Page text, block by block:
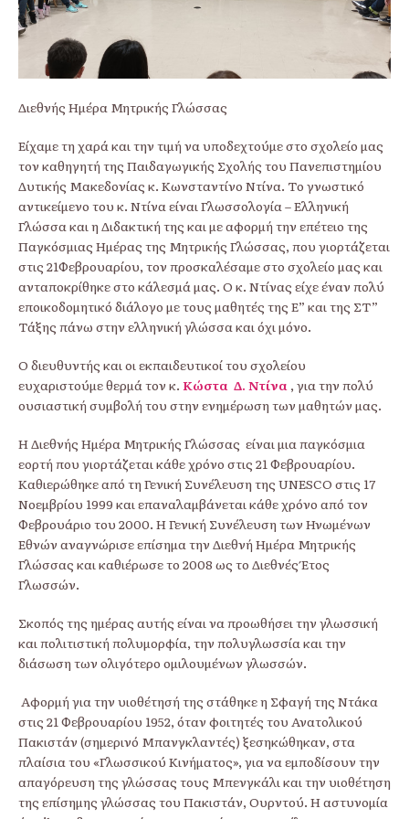
Διεθνής Ημέρα Μητρικής Γλώσσας
Είχαμε τη χαρά και την τιμή να υποδεχτούμε στο σχολείο μας
τον καθηγητή της Παιδαγωγικής Σχολής του Πανεπιστημίου
Δυτικής Μακεδονίας κ. Κωνσταντίνο Ντίνα. Το γνωστικό
αντικείμενο του κ. Ντίνα είναι Γλωσσολογία – Ελληνική
Γλώσσα και η Διδακτική της και με αφορμή την επέτειο της
Παγκόσμιας Ημέρας της Μητρικής Γλώσσας, που γιορτάζεται
στις 21Φεβρουαρίου, τον προσκαλέσαμε στο σχολείο μας και
ανταποκρίθηκε στο κάλεσμά μας. Ο κ. Ντίνας είχε έναν πολύ
εποικοδομητικό διάλογο με τους μαθητές της Ε” και της ΣΤ”
Τάξης πάνω στην ελληνική γλώσσα και όχι μόνο.
Ο διευθυντής και οι εκπαιδευτικοί του σχολείου
ευχαριστούμε θερμά τον κ. Κώστα Δ. Ντίνα , για την πολύ
ουσιαστική συμβολή του στην ενημέρωση των μαθητών μας.
Η Διεθνής Ημέρα Μητρικής Γλώσσας είναι μια παγκόσμια
εορτή που γιορτάζεται κάθε χρόνο στις 21 Φεβρουαρίου.
Καθιερώθηκε από τη Γενική Συνέλευση της UNESCO στις 17
Νοεμβρίου 1999 και επαναλαμβάνεται κάθε χρόνο από τον
Φεβρουάριο του 2000. Η Γενική Συνέλευση των Ηνωμένων
Εθνών αναγνώρισε επίσημα την Διεθνή Ημέρα Μητρικής
Γλώσσας και καθιέρωσε το 2008 ως το Διεθνές Έτος
Γλωσσών.
Σκοπός της ημέρας αυτής είναι να προωθήσει την γλωσσική
και πολιτιστική πολυμορφία, την πολυγλωσσία και την
διάσωση των ολιγότερο ομιλουμένων γλωσσών.
Αφορμή για την υιοθέτησή της στάθηκε η Σφαγή της Ντάκα
στις 21 Φεβρουαρίου 1952, όταν φοιτητές του Ανατολικού
Πακιστάν (σημερινό Μπανγκλαντές) ξεσηκώθηκαν, στα
πλαίσια του «Γλωσσικού Κινήματος», για να εμποδίσουν την
απαγόρευση της γλώσσας τους Μπενγκάλι και την υιοθέτηση
της επίσημης γλώσσας του Πακιστάν, Ουρντού. Η αστυνομία